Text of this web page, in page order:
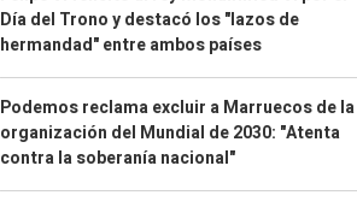
Día del Trono y destacó los "lazos de
hermandad" entre ambos países
Podemos reclama excluir a Marruecos de la
organización del Mundial de 2030: "Atenta
contra la soberanía nacional"